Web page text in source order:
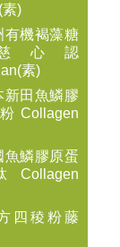
素)
有機褐藻糖
心認
素)
新田魚鱗膠
Collagen
魚鱗膠原蛋
四稜粉藤